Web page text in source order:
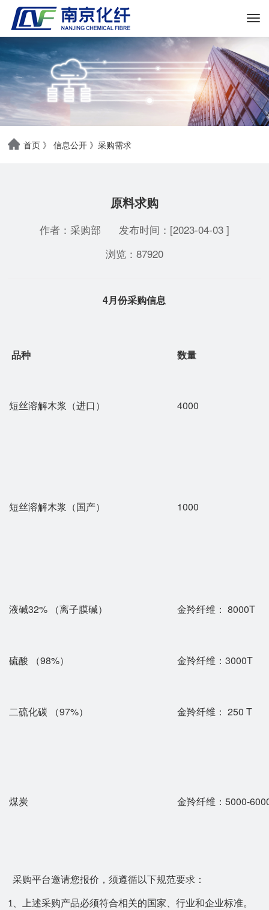
首页 》信息公开 》采购需求
原料求购
作者：采购部
发布时间：[2023-04-03 ]
浏览：87920
4月份采购信息
品种 数量
短丝溶解木浆（进口） 4000
短丝溶解木浆（国产） 1000
液碱32% （离子膜碱） 金羚纤维： 8000T
硫酸 （98%） 金羚纤维：3000T
二硫化碳 （97%） 金羚纤维： 250 T
煤炭 金羚纤维：5000-
采购平台邀请您报价，须遵循以下规范要求：
1 、上述采购产品必须符合相关的国家、行业和企业标准。